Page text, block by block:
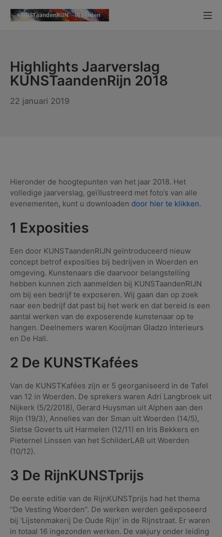
naar
Highlights Jaarverslag
KUNSTaandenRijn 2018
22 januari 2019
Hieronder de hoogtepunten van het jaar 2018. Het
volledige jaarverslag, geïllustreerd met foto’s van alle
evenementen, kunt u downloaden door hier te klikken.
1 Exposities
Een door KUNSTaandenRIJN geïntroduceerd nieuw
concept betrof exposities bij bedrijven in Woerden en
omgeving. Kunstenaars die daarvoor belangstelling
hebben kunnen zich aanmelden bij KUNSTaandenRIJN
om bij een bedrijf te exposeren. Wij gaan dan op zoek
naar een bedrijf dat past bij het werk en dat bereid is een
aantal werken van de exposerende kunstenaar op te
hangen. Deelnemers waren Kooijman Gladzo Interieurs
en De Hall.
2 De KUNSTKafées
Van de KUNSTKafées zijn er 5 georganiseerd in de Tafel
van 12 in Woerden. De sprekers waren Adri Langbroek uit
Nijkerk (5/2/2018), Gerard Huysman uit Alphen aan den
Rijn (19/3), Annelies van der Sman uit Woerden (14/5),
Sietse Goverts uit Harmelen (12/11) en Iris Bekkers en
Pieternel Linssen van het SchilderLAB uit Woerden
(10/12).
3 De RijnKUNSTprijs
De eerste editie van de RijnKUNSTprijs had het thema
“De Vesting Woerden”. De werken werden geëxposeerd
bij ‘Lijstenmakerij De Oude Rijn’ in de Rijnstraat. Er waren
in totaal 16 ingezonden werken. De vakjury onder leiding